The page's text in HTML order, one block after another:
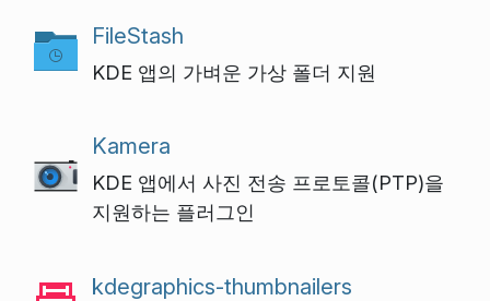
FileStash
KDE 앱의 가벼운 가상 폴더 지원
Kamera
KDE 앱에서 사진 전송 프로토콜(PTP)을
지원하는 플러그인
kdegraphics-thumbnailers